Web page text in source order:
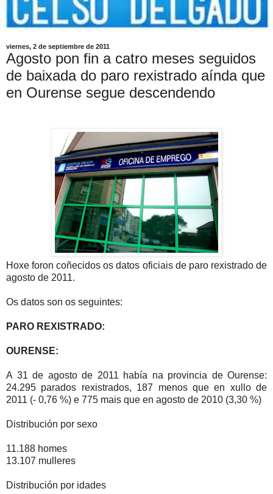
viernes, 2 de septiembre de 2011
Agosto pon fin a catro meses seguidos
de baixada do paro rexistrado aínda que
en Ourense segue descendendo
Hoxe foron coñecidos os datos oficiais de paro rexistrado de
agosto de 2011.
Os datos son os seguintes:
PARO REXISTRADO:
OURENSE:
A 31 de agosto de 2011 había na provincia de Ourense:
24.295 parados rexistrados, 187 menos que en xullo de
2011 (- 0,76 %) e 775 mais que en agosto de 2010 (3,30 %)
Distribución por sexo
11.188 homes
13.107 mulleres
Distribución por idades